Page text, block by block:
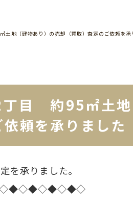
地（建物あり）の売却（買取）査定のご依頼を承
目 約95㎡土地
頼を承りました
を承りました。